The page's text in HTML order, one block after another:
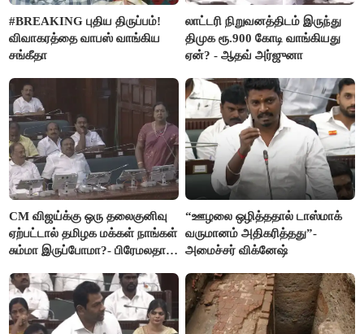
#BREAKING புதிய திருப்பம்!
விவாகரத்தை வாபஸ் வாங்கிய
சங்கீதா
லாட்டரி நிறுவனத்திடம் இருந்து
திமுக ரூ.900 கோடி வாங்கியது
ஏன்? - ஆதவ் அர்ஜுனா
CM விஜய்க்கு ஒரு தலைகுனிவு
ஏற்பட்டால் தமிழக மக்கள் நாங்கள்
சும்மா இருப்போமா?- பிரேமலதா
“ஊழலை ஒழித்ததால் டாஸ்மாக்
வருமானம் அதிகரித்தது”-
அமைச்சர் விக்னேஷ்